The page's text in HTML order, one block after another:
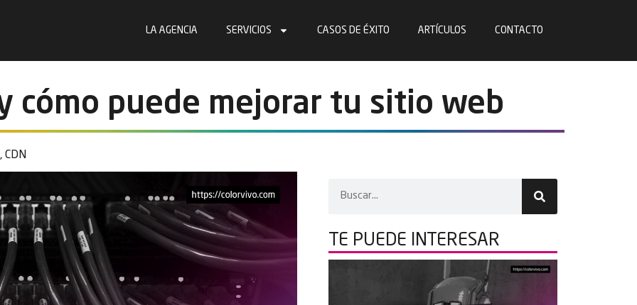
LA AGENCIA SERVICIOS CASOS DE ÉXITO ARTÍCULOS CONTACTO
cómo puede mejorar tu sitio web
, CDN
TE PUEDE INTERESAR